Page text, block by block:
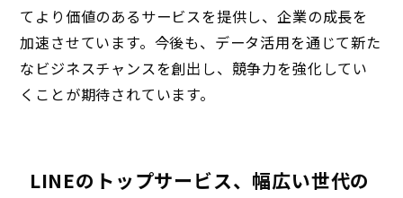
てより価値のあるサービスを提供し、企業の成長を
加速させています。今後も、データ活用を通じて新た
なビジネスチャンスを創出し、競争力を強化してい
くことが期待されています。
LINEのトップサービス、幅広い世代の